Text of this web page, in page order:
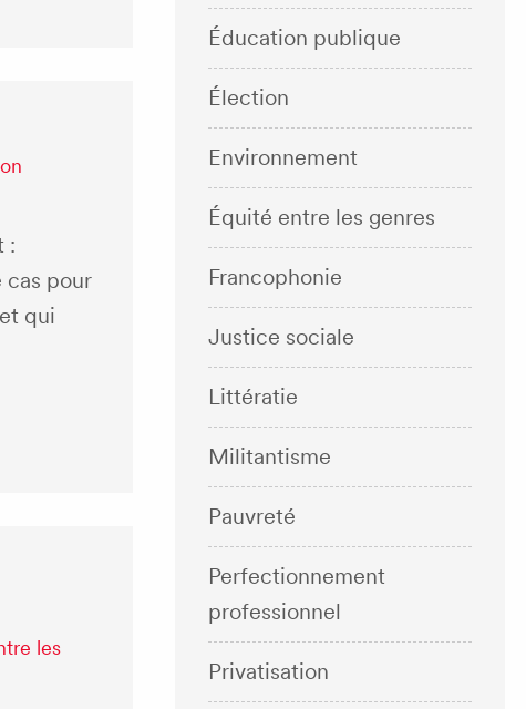
:
cas pour
qui
les
Éducation publique
Élection
Environnement
Équité entre les genres
Francophonie
Justice sociale
Littératie
Militantisme
Pauvreté
Perfectionnement
professionnel
Privatisation